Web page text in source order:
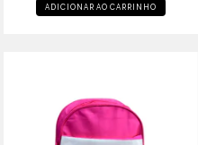
ADICIONAR AO CARRINHO